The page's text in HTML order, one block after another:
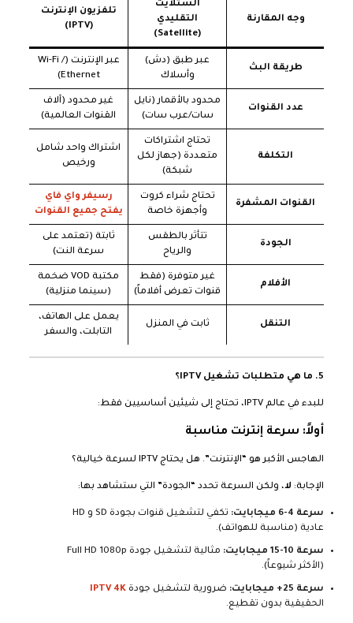
وجه المقارنة
الستلايت
التقليدي
(Satellite)
تلفزيون الإنترنت
(IPTV)
طريقة البث
عبر طبق (دش)
وأسلاك
عبر الإنترنت (Wi-Fi /
Ethernet)
عدد القنوات
محدود بالأقمار (نايل
سات/عرب سات)
غير محدود (آلاف
القنوات العالمية)
التكلفة
تحتاج اشتراكات
متعددة (جهاز لكل
شبكة)
اشتراك واحد شامل
ورخيص
القنوات المشفرة
تحتاج شراء كروت
وأجهزة خاصة
رسيفر واي فاي
يفتح جميع القنوات
الجودة
تتأثر بالطقس
والرياح
ثابتة (تعتمد على
سرعة النت)
الأفلام
غير متوفرة (فقط
قنوات تعرض أفلاماً)
مكتبة VOD ضخمة
(سينما منزلية)
التنقل ثابت في المنزل
يعمل على الهاتف،
التابلت، والسفر
5. ما هي متطلبات تشغيل IPTV؟
للبدء في عالم IPTV، تحتاج إلى شيئين أساسيين فقط:
أولاً: سرعة إنترنت مناسبة
الهاجس الأكبر هو “الإنترنت”. هل يحتاج IPTV لسرعة خيالية؟
الإجابة: لا، ولكن السرعة تحدد “الجودة” التي ستشاهد بها:
سرعة 4-6 ميجابايت:
تكفي لتشغيل قنوات بجودة SD و HD
عادية (مناسبة للهواتف).
سرعة 10-15 ميجابايت:
مثالية لتشغيل جودة Full HD 1080p
(الأكثر شيوعاً).
سرعة 25+ ميجابايت: ضرورية لتشغيل جودة IPTV 4K
الحقيقية بدون تقطيع.